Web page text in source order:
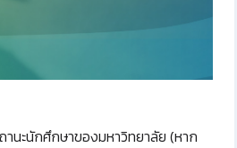
านะนักศึกษาของมหาวิทยาลัย (หาก